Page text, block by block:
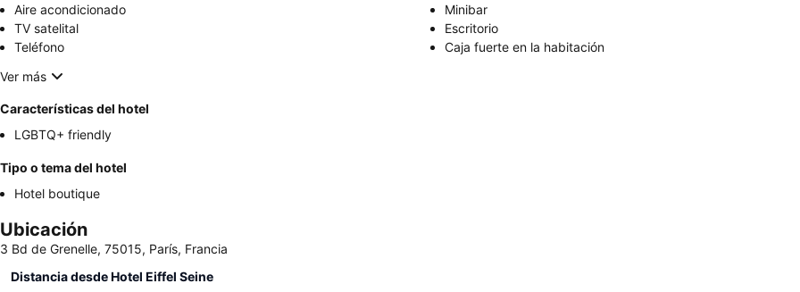
Aire acondicionado
Minibar
TV satelital
Escritorio
Teléfono
Caja fuerte en la habitación
Ver más
Características del hotel
LGBTQ+ friendly
Tipo o tema del hotel
Hotel boutique
Ubicación
3 Bd de Grenelle, 75015, París, Francia
Distancia desde Hotel Eiffel Seine